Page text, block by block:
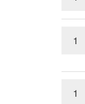
1
1